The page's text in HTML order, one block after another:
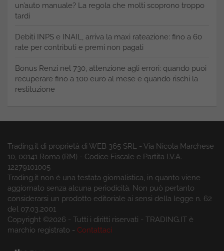
un’auto manuale? La regola che molti scoprono troppo
tardi
Debiti INPS e INAIL, arriva la maxi rateazione: fino a 60
rate per contributi e premi non pagati
Bonus Renzi nel 730, attenzione agli errori: quando puoi
recuperare fino a 100 euro al mese e quando rischi la
restituzione
Trading.it di proprietà di WEB 365 SRL - Via Nicola Marchese
10, 00141 Roma (RM) - Codice Fiscale e Partita I.V.A.
12279101005
Trading.it non è una testata giornalistica, in quanto viene
aggiornato senza alcuna periodicità. Non può pertanto
considerarsi un prodotto editoriale ai sensi della legge n. 62
del 07.03.2001
Copyright ©2026 - Tutti i diritti riservati - TRADING.IT è
marchio registrato - Contattaci